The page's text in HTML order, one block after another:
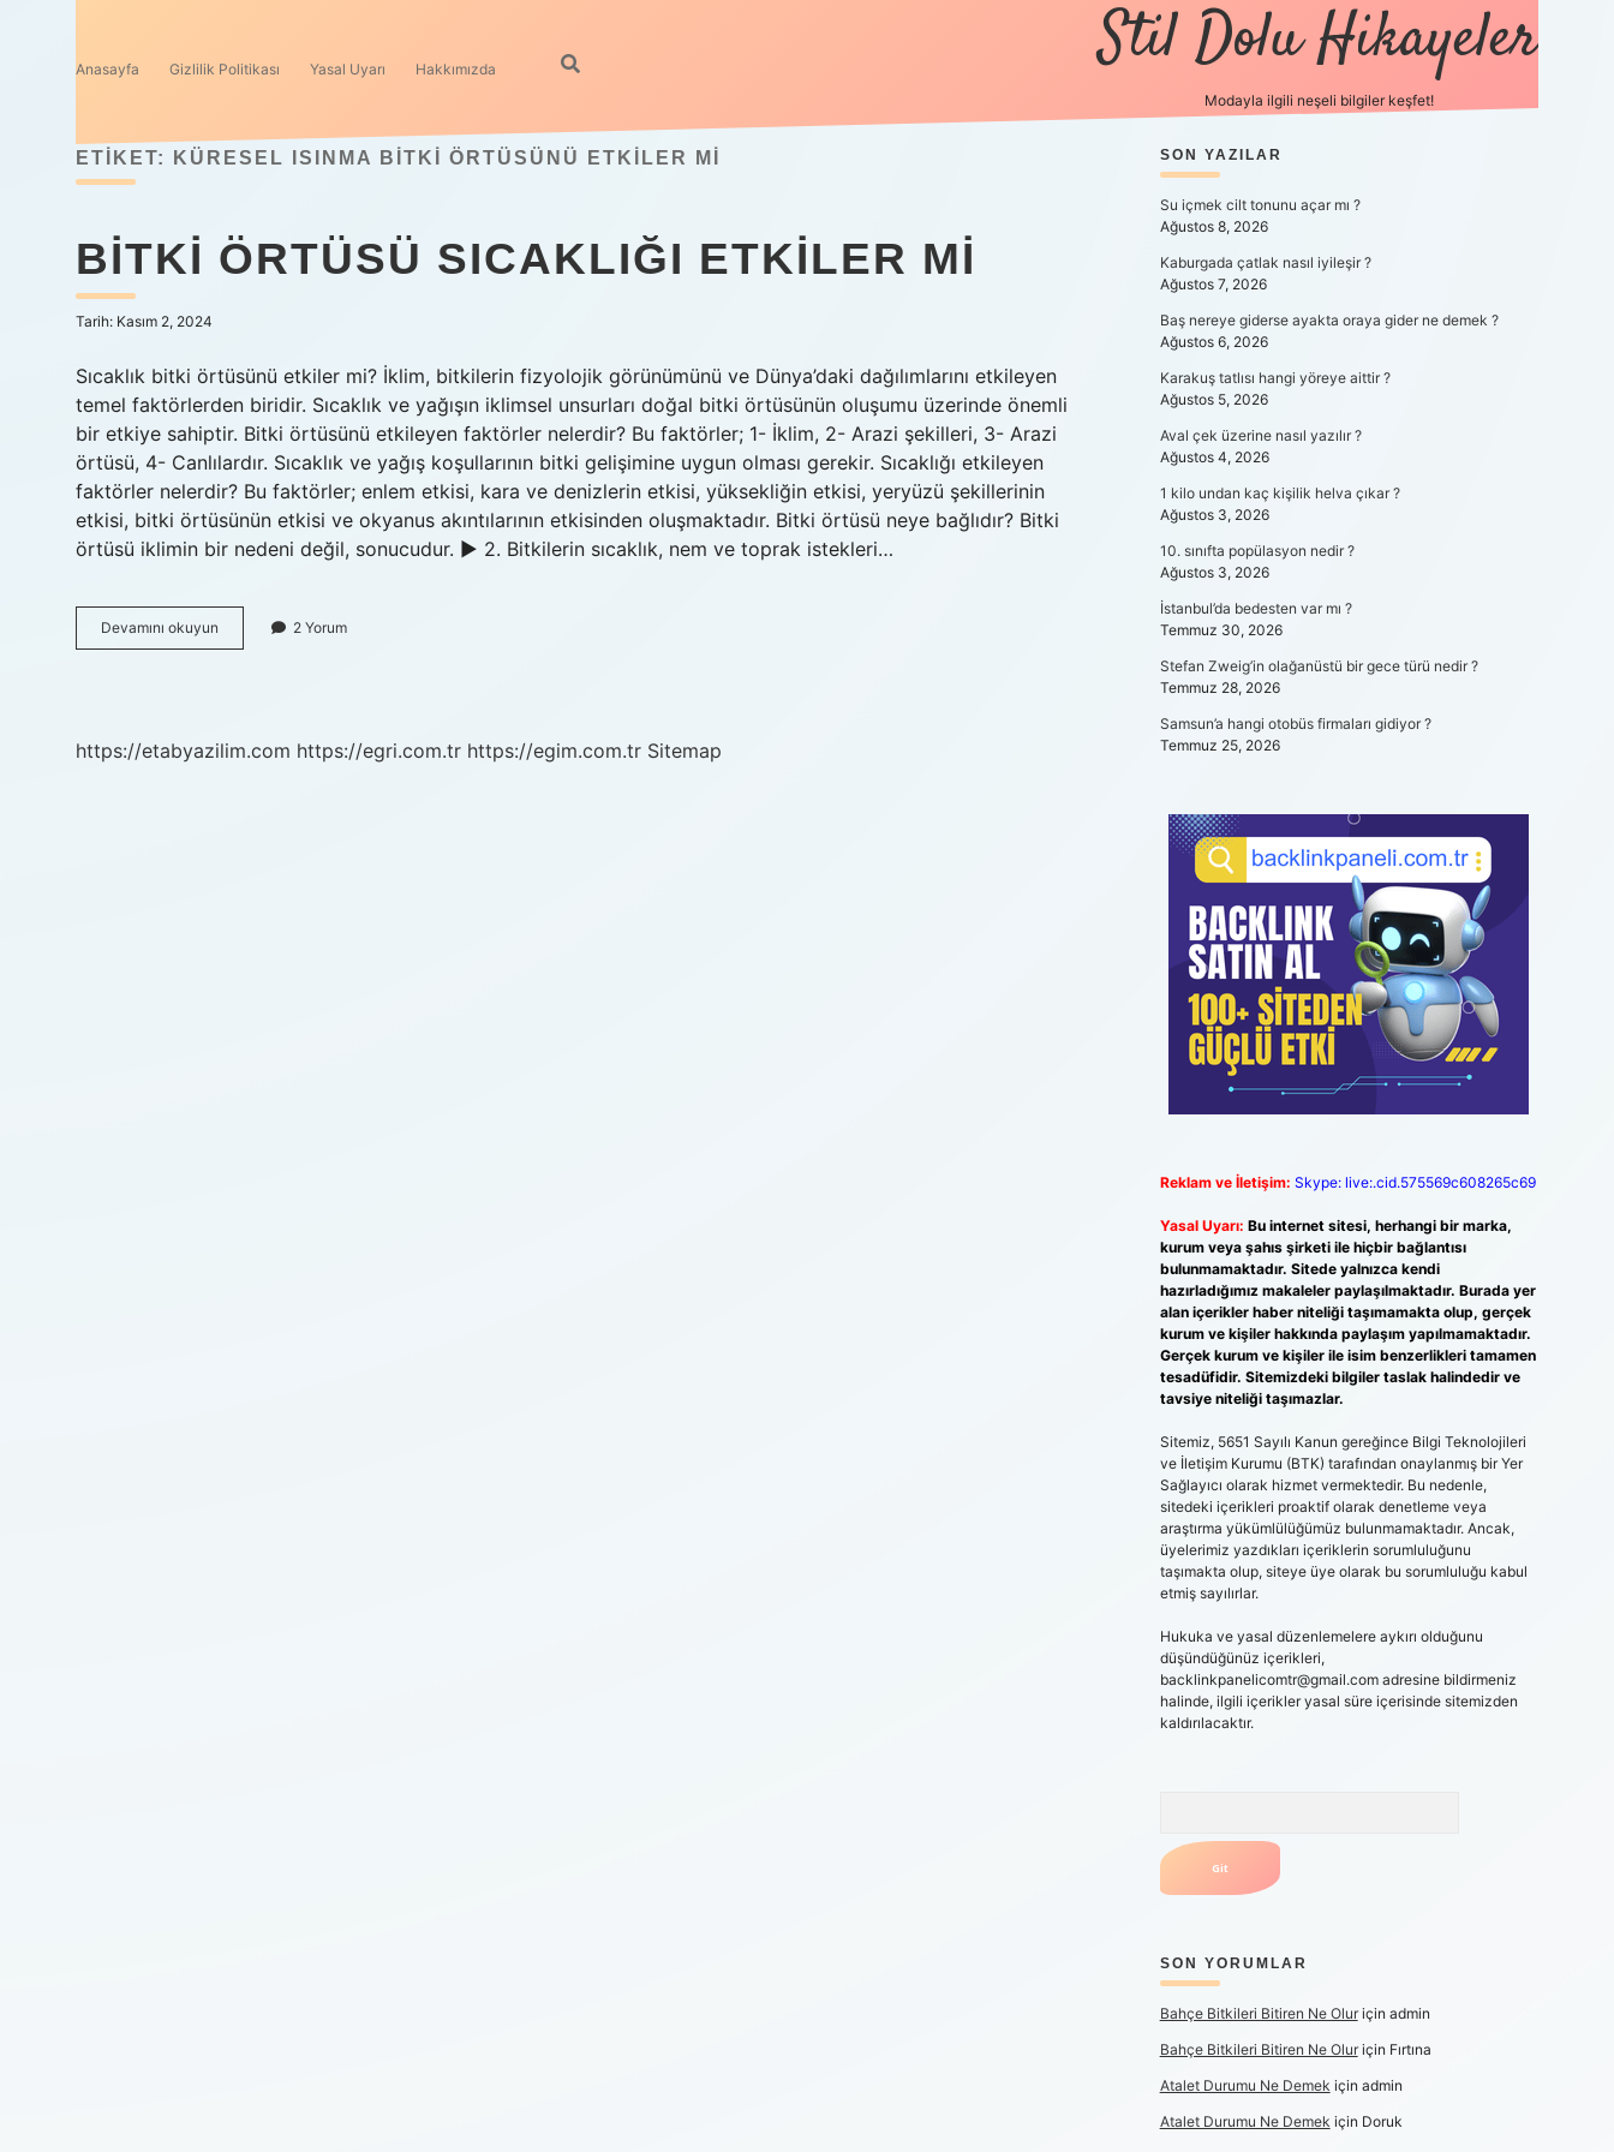
Anasayfa Gizlilik Politikası Yasal Uyarı Hakkımızda Stil Dolu Hikayeler
Modayla ilgili neşeli bilgiler keşfet!
ETIKET: KÜRESEL ISINMA BITKI ÖRTÜSÜNÜ ETKILER MI
BITKI ÖRTÜSÜ SICAKLIĞI ETKILER MI
Tarih: Kasım 2, 2024
Sıcaklık bitki örtüsünü etkiler mi? İklim, bitkilerin fizyolojik görünümünü ve Dünya’daki dağılımlarını etkileyen
temel faktörlerden biridir. Sıcaklık ve yağışın iklimsel unsurları doğal bitki örtüsünün oluşumu üzerinde önemli
bir etkiye sahiptir. Bitki örtüsünü etkileyen faktörler nelerdir? Bu faktörler; 1- İklim, 2- Arazi şekilleri, 3- Arazi
örtüsü, 4- Canlılardır. Sıcaklık ve yağış koşullarının bitki gelişimine uygun olması gerekir. Sıcaklığı etkileyen
faktörler nelerdir? Bu faktörler; enlem etkisi, kara ve denizlerin etkisi, yüksekliğin etkisi, yeryüzü şekillerinin
etkisi, bitki örtüsünün etkisi ve okyanus akıntılarının etkisinden oluşmaktadır. Bitki örtüsü neye bağlıdır? Bitki
örtüsü iklimin bir nedeni değil, sonucudur. ► 2. Bitkilerin sıcaklık, nem ve toprak istekleri…
Devamını okuyun
Örtüsü
2 Yorum
https://etabyazilim.com https://egri.com.tr https://egim.com.tr Sitemap
SIDEBAR
SON YAZILAR
Su içmek cilt tonunu açar mı ?
Ağustos 8, 2026
Kaburgada çatlak nasıl iyileşir ?
Ağustos 7, 2026
Baş nereye giderse ayakta oraya gider ne demek ?
Ağustos 6, 2026
Karakuş tatlısı hangi yöreye aittir ?
Ağustos 5, 2026
Aval çek üzerine nasıl yazılır ?
Ağustos 4, 2026
1 kilo undan kaç kişilik helva çıkar ?
Ağustos 3, 2026
10. sınıfta popülasyon nedir ?
Ağustos 3, 2026
İstanbul’da bedesten var mı ?
Temmuz 30, 2026
Stefan Zweig’in olağanüstü bir gece türü nedir ?
Temmuz 28, 2026
Samsun’a hangi otobüs firmaları gidiyor ?
Temmuz 25, 2026
Reklam ve İletişim: Skype: live:.cid.575569c608265c69
Yasal Uyarı: Bu internet sitesi, herhangi bir marka,
kurum veya şahıs şirketi ile hiçbir bağlantısı
bulunmamaktadır. Sitede yalnızca kendi
hazırladığımız makaleler paylaşılmaktadır. Burada yer
alan içerikler haber niteliği taşımamakta olup, gerçek
kurum ve kişiler hakkında paylaşım yapılmamaktadır.
Gerçek kurum ve kişiler ile isim benzerlikleri tamamen
tesadüfidir. Sitemizdeki bilgiler taslak halindedir ve
tavsiye niteliği taşımazlar.
Sitemiz, 5651 Sayılı Kanun gereğince Bilgi Teknolojileri
ve İletişim Kurumu (BTK) tarafından onaylanmış bir Yer
Sağlayıcı olarak hizmet vermektedir. Bu nedenle,
sitedeki içerikleri proaktif olarak denetleme veya
araştırma yükümlülüğümüz bulunmamaktadır. Ancak,
üyelerimiz yazdıkları içeriklerin sorumluluğunu
taşımakta olup, siteye üye olarak bu sorumluluğu kabul
etmiş sayılırlar.
Hukuka ve yasal düzenlemelere aykırı olduğunu
düşündüğünüz içerikleri,
backlinkpanelicomtr@gmail.comadresine bildirmeniz
halinde, ilgili içerikler yasal süre içerisinde sitemizden
kaldırılacaktır.
SON YORUMLAR
Bahçe Bitkileri Bitiren Ne Oluriçin admin
Bahçe Bitkileri Bitiren Ne Oluriçin Fırtına
Atalet Durumu Ne Demek için admin
Atalet Durumu Ne Demek için Doruk